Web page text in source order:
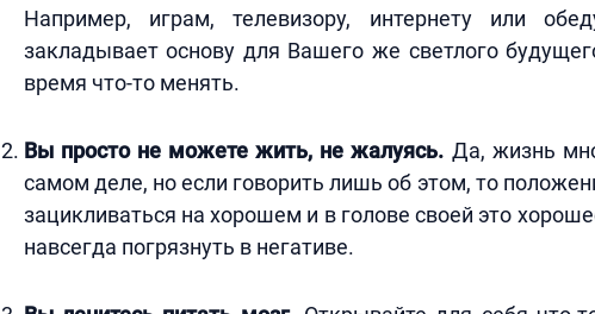
Например, играм, телевизору, интернету или
закладывает основу для Вашего же светлого
время что-то менять.
Вы просто не можете жить, не жалуясь. Да, жизнь
самом деле, но если говорить лишь об этом, то
зацикливаться на хорошем и в голове своей это
навсегда погрязнуть в негативе.